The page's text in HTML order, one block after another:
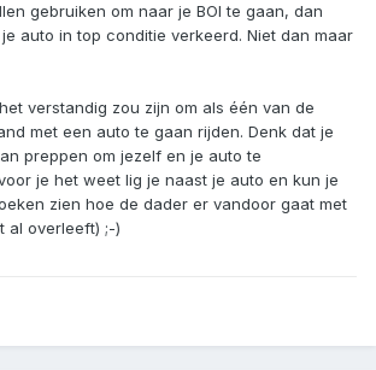
gebruiken om naar je BOl te gaan, dan
auto in top conditie verkeerd. Niet dan maar
verstandig zou zijn om als één van de
met een auto te gaan rijden. Denk dat je
preppen om jezelf en je auto te
je het weet lig je naast je auto en kun je
zien hoe de dader er vandoor gaat met
al overleeft) ;-)